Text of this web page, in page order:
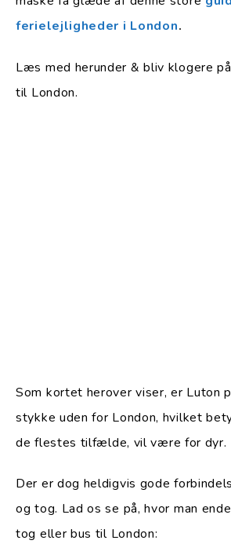
ferielejligheder i London.
Læs med herunder & bliv klogere
til London.
Som kortet herover viser, er Luton
stykke uden for London, hvilket
de flestes tilfælde, vil være for dyr.
Der er dog heldigvis gode
og tog. Lad os se på, hvor man
tog eller bus til London: